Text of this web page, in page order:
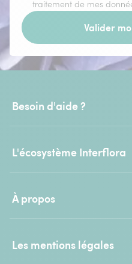
traitement de mes
Valider
Besoin d'aide ?
L'écosystème Interflora
À propos
Les mentions légales